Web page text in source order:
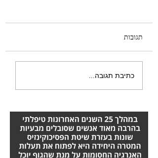
היה לי טישטוש בעין -
תגובות
כתיבת תגובה...